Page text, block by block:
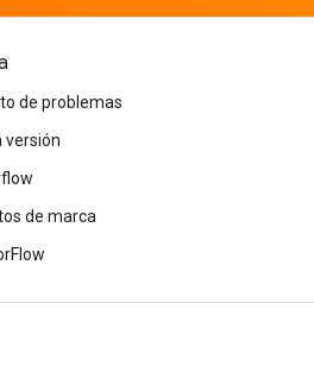
de problemas
versión
de marca